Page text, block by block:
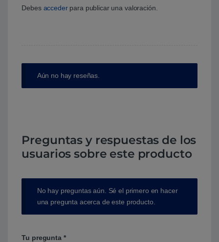
Debes accederpara publicar una valoración.
Aún no hay reseñas.
Preguntas y respuestas de los
usuarios sobre este producto
No hay preguntas aún. Sé el primero en hacer
una pregunta acerca de este producto.
Tu pregunta *